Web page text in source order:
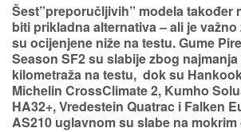
Šest”preporučljivih” modela također
biti prikladna alternativa – ali je
su ocijenjene niže na testu. Gume
Season SF2 su slabije zbog
kilometraža na testu, dok su
Michelin CrossClimate 2, Kumho
HA32+, Vredestein Quatrac i Falken
AS210 uglavnom su slabe na mokrim